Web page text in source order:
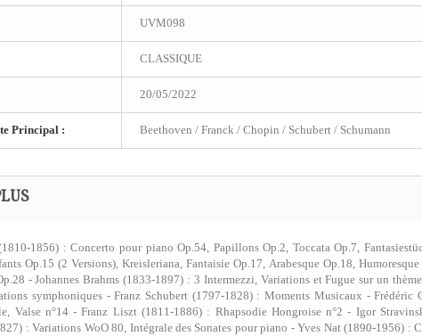
UVM098
CLASSIQUE
20/05/2022
Principal : Beethoven / Franck / Chopin / Schubert / Schumann
1856) : Concerto pour piano Op.54, Papillons Op.2, Toccata Op.7,
Op.15 (2 Versions), Kreisleriana, Fantaisie Op.17, Arabesque Op.18,
- Johannes Brahms (1833-1897) : 3 Intermezzi, Variations et Fugue sur un
symphoniques - Franz Schubert (1797-1828) : Moments Musicaux -
Valse n°14 - Franz Liszt (1811-1886) : Rhapsodie Hongroise n°2 - Igor
: Variations WoO 80, Intégrale des Sonates pour piano - Yves Nat (1890-1956)